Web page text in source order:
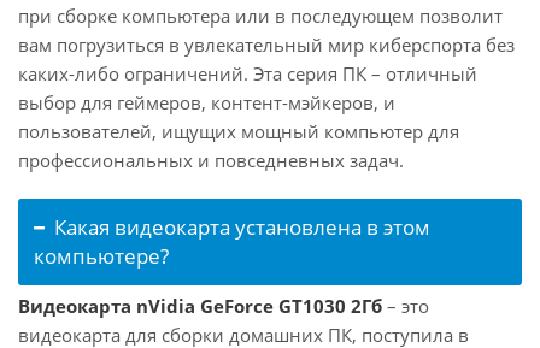
при сборке компьютера или в последующем позволит
вам погрузиться в увлекательный мир киберспорта без
каких-либо ограничений. Эта серия ПК – отличный
выбор для геймеров, контент-мэйкеров, и
пользователей, ищущих мощный компьютер для
профессиональных и повседневных задач.
Какая видеокарта установлена в этом
компьютере?
Видеокарта nVidia GeForce GT1030 2Гб – это
видеокарта для сборки домашних ПК, поступила в